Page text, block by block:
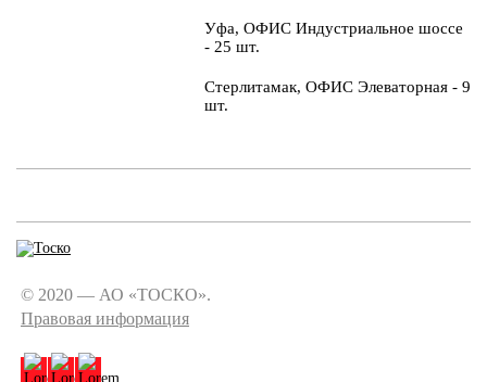
Уфа, ОФИС Индустриальное шоссе
- 25 шт.
Стерлитамак, ОФИС Элеваторная - 9
шт.
© 2020 — АО «ТОСКО».
Правовая информация